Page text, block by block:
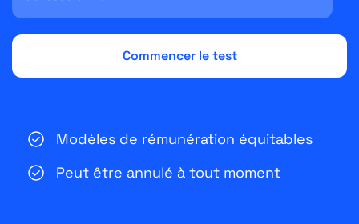
Modèles de rémunération équitables
Peut être annulé à tout moment